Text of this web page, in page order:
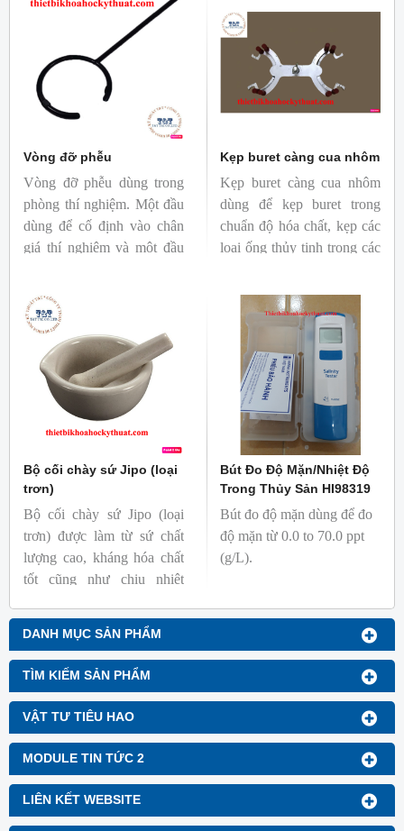
DANH MỤC SẢN PHẨM
TÌM KIẾM SẢN PHẨM
VẬT TƯ TIÊU HAO
MODULE TIN TỨC 2
LIÊN KẾT WEBSITE
kính, chiều dài, độ cao của
các loại vật liệu, linh kiện
phụ tùng, máy móc…
chính xác cao.
Vòng đỡ phễu
Vòng đỡ phễu dùng trong
phòng thí nghiệm. Một đầu
dùng để cố định vào chân
giá thí nghiệm và một đầu
Kẹp buret càng cua nhôm
Kẹp buret càng cua nhôm
dùng để kẹp buret trong
chuẩn độ hóa chất, kẹp các
loại ống thủy tinh trong các
trung tâm nghiên cứu, bệnh
Bộ cối chày sứ Jipo (loại
trơn)
Bộ cối chày sứ Jipo (loại
trơn) được làm từ sứ chất
lượng cao, kháng hóa chất
tốt cũng như chịu nhiệt
của người dùng.
Bút Đo Độ Mặn/Nhiệt Độ
Trong Thủy Sản HI98319
Bút đo độ mặn dùng để đo
độ mặn từ 0.0 to 70.0 ppt
(g/L).